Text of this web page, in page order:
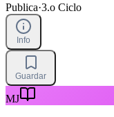
Publica·3.o Ciclo
Info
Guardar
MJ